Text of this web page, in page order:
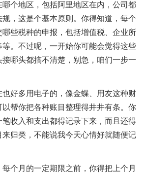
个地区，包括阿里地区在内，公司都
，这是个基本原则。你得知道，每个
哪些税种的申报，包括增值税、企业所
。不过呢，一开始你可能会觉得这些
哪头都搞不清楚，别急，咱们一步一
好多用电子的，像金蝶、用友这种财
帮你把各种账目整理得井井有条。你
收入和支出都得记录下来，而且还得
归类，不能说我今天心情好就随便记
个月的一定期限之前，你得把上个月